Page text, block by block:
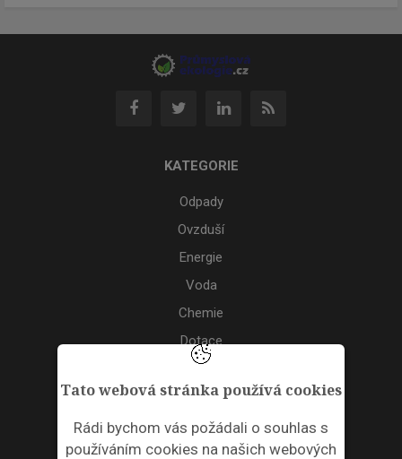
Tato webová stránka používá cookies
Rádi bychom vás požádali o souhlas s
používáním cookies na našich webových
KATEGORIE
Odpady
Ovzduší
Energie
Voda
Chemie
Dotace
Akce
ODPADNÍ PLASTY